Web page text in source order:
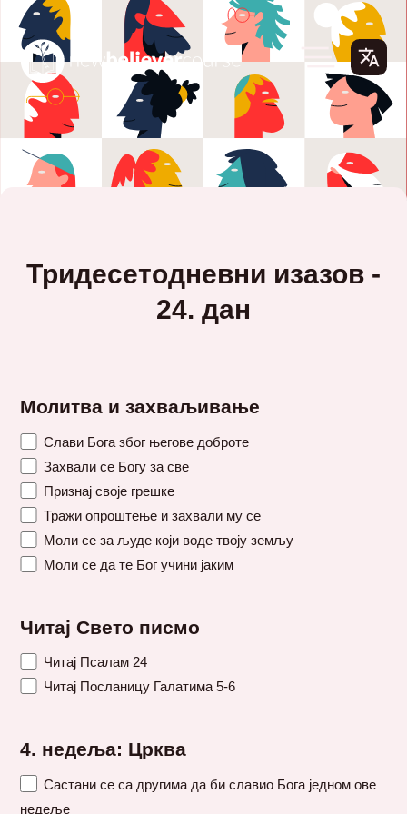
Тридесетодневни изазов -
24. дан
Молитва и захваљивање
Слави Бога због његове доброте
Захвали се Богу за све
Признај своје грешке
Тражи опроштење и захвали му се
Моли се за људе који воде твоју земљу
Моли се да те Бог учини јаким
Читај Свето писмо
Читај Псалам 24
Читај Посланицу Галатима 5-6
4. недеља: Црква
Састани се са другима да би славио Бога једном ове
недеље